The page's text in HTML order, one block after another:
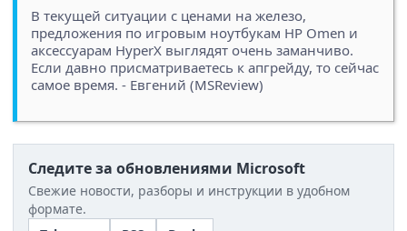
В текущей ситуации с ценами на железо,
предложения по игровым ноутбукам HP Omen и
аксессуарам HyperX выглядят очень заманчиво.
Если давно присматриваетесь к апгрейду, то сейчас
самое время. - Евгений (MSReview)
Следите за обновлениями Microsoft
Свежие новости, разборы и инструкции в удобном
формате.